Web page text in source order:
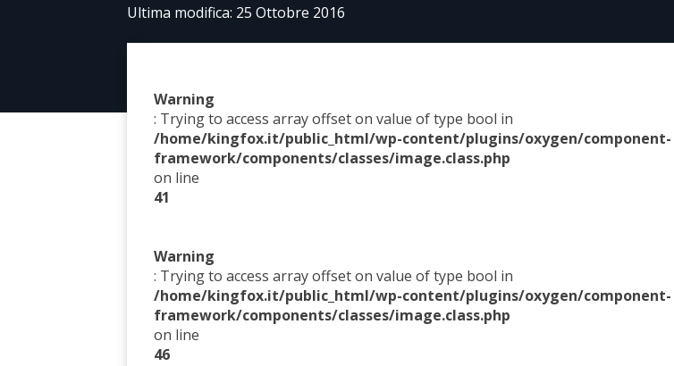
Ultima modifica: 25 Ottobre 2016
Warning
: Trying to access array offset on value of type bool in
/home/kingfox.it/public_html/wp-content/plugins/oxygen/component-
framework/components/classes/image.class.php
on line
41
Warning
: Trying to access array offset on value of type bool in
/home/kingfox.it/public_html/wp-content/plugins/oxygen/component-
framework/components/classes/image.class.php
on line
46